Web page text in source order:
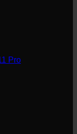
Pro